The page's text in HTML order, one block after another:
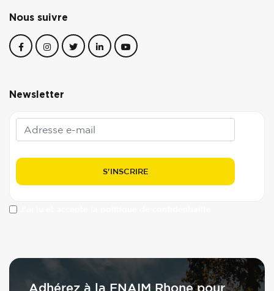
Nous suivre
Newsletter
Adhérez à la FNAIM Rhone pour